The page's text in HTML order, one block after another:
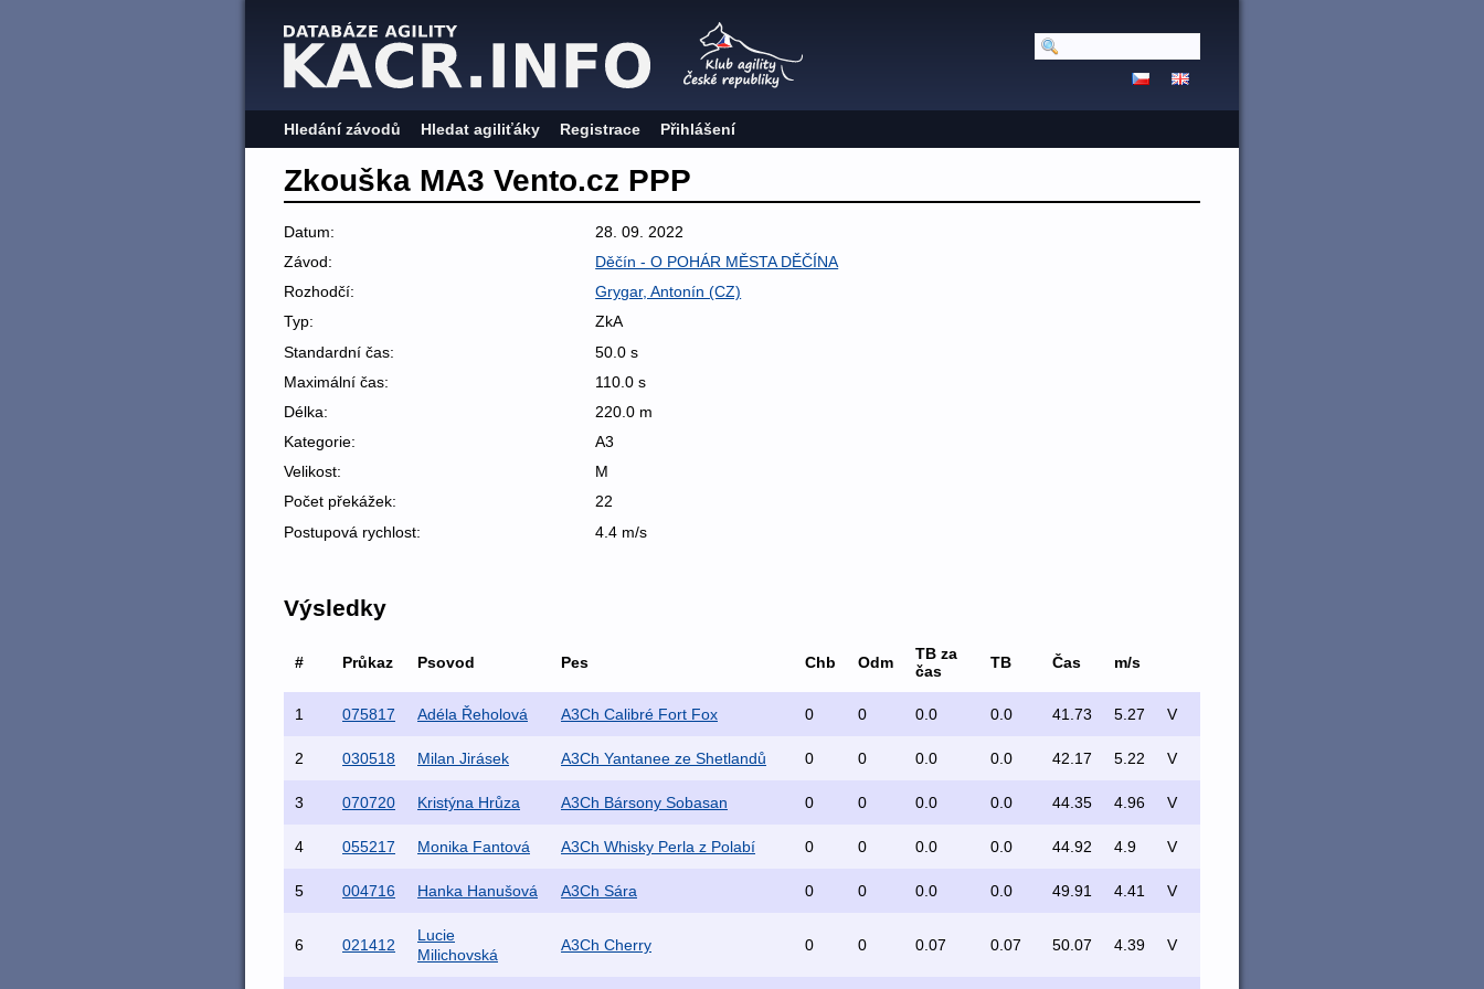
Hledání závodů Hledat agiliťáky Registrace Přihlášení
Zkouška MA3 Vento.cz PPP
Datum:
28. 09. 2022
Závod:
Děčín - O POHÁR MĚSTA DĚČÍNA
Rozhodčí:
Grygar, Antonín (CZ)
Typ:
ZkA
Standardní čas:
50.0 s
Maximální čas:
110.0 s
Délka:
220.0 m
Kategorie:
A3
Velikost:
M
Počet překážek:
22
Postupová rychlost:
4.4 m/s
Výsledky
# Průkaz Psovod Pes Chb Odm
TB za
čas
TB Čas m/s
1 075817 Adéla Řeholová A3Ch Calibré Fort Fox 0 0 0.0 0.0 41.73 5.27 V
2 030518 Milan Jirásek A3Ch Yantanee ze Shetlandů 0 0 0.0 0.0 42.17 5.22 V
3 070720 Kristýna Hrůza A3Ch Bársony Sobasan 0 0 0.0 0.0 44.35 4.96 V
4 055217 Monika Fantová A3Ch Whisky Perla z Polabí 0 0 0.0 0.0 44.92 4.9 V
5 004716 Hanka Hanušová A3Ch Sára 0 0 0.0 0.0 49.91 4.41 V
6 021412
Lucie
Milichovská
A3Ch Cherry 0 0 0.07 0.07 50.07 4.39 V